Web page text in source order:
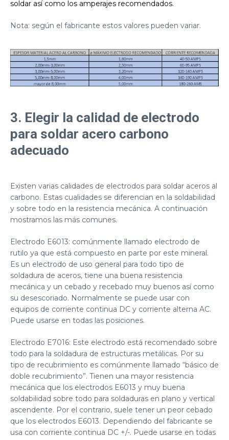
soldar así como los amperajes recomendados.
Nota: según el fabricante estos valores pueden variar.
3. Elegir la calidad de electrodo
para soldar acero carbono
adecuado
Existen varias calidades de electrodos para soldar aceros al
carbono. Estas cualidades se diferencian en la soldabilidad
y sobre todo en la resistencia mecánica. A continuación
mostramos las más comunes.
Electrodo E6013: comúnmente llamado electrodo de
rutilo ya que está compuesto en parte por este mineral.
Es un electrodo de uso general para todo tipo de
soldadura de aceros, tiene una buena resistencia
mecánica y un cebado y recebado muy buenos así como
su desescoriado. Normalmente se puede usar con
equipos de corriente continua DC y corriente alterna AC.
Puede usarse en todas las posiciones.
Electrodo E7016: Este electrodo está recomendado sobre
todo para la soldadura de estructuras metálicas. Por su
tipo de recubrimiento es comúnmente llamado “básico de
doble recubrimiento”. Tienen una mayor resistencia
mecánica que los electrodos E6013 y muy buena
soldabilidad sobre todo para soldaduras en plano y vertical
ascendente. Por el contrario, suele tener un peor cebado
que los electrodos E6013. Dependiendo del fabricante se
usa con corriente continua DC +/-. Puede usarse en todas